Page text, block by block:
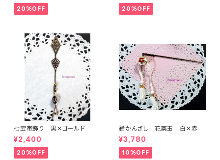
20%OFF 20%OFF
七宝帯飾り 黒✕ゴールド
¥2,400
20%OFF
鈴かんざし 花薬玉 白✕赤
¥3,780
10%OFF